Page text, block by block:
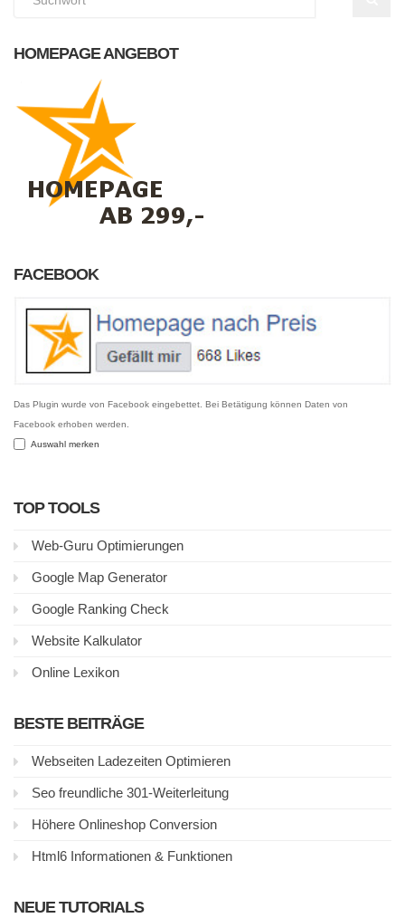
HOMEPAGE ANGEBOT
FACEBOOK
Das Plugin wurde von Facebook eingebettet. Bei Betätigung können Daten von
Facebook erhoben werden.
Auswahl merken
TOP TOOLS
Web-Guru Optimierungen
Google Map Generator
Google Ranking Check
Website Kalkulator
Online Lexikon
BESTE BEITRÄGE
Webseiten Ladezeiten Optimieren
Seo freundliche 301-Weiterleitung
Höhere Onlineshop Conversion
Html6 Informationen & Funktionen
NEUE TUTORIALS